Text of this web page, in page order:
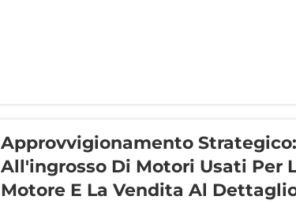
Approvvigionamento
All'ingrosso Di Motori Usati Per
Motore E La Vendita Al